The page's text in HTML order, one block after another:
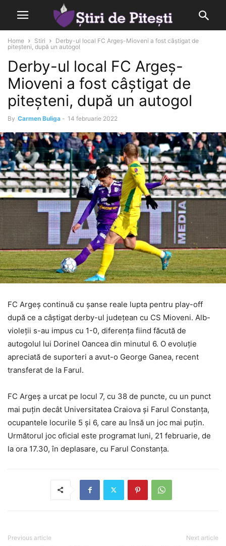
Home Stiri
Derby-ul local FC Argeș-Mioveni a fost câștigat de
piteșteni, după un autogol
Derby-ul local FC Argeș-
Mioveni a fost câștigat de
piteșteni, după un autogol
By Carmen Buliga - 14 februarie 2022
FC Argeș continuă cu șanse reale lupta pentru play-off
după ce a câștigat derby-ul județean cu CS Mioveni. Alb-
violeții s-au impus cu 1-0, diferența fiind făcută de
autogolul lui Dorinel Oancea din minutul 6. O evoluție
apreciată de suporteri a avut-o George Ganea, recent
transferat de la Farul.
FC Argeș a urcat pe locul 7, cu 38 de puncte, cu un punct
mai puțin decât Universitatea Craiova şi Farul Constanţa,
ocupantele locurile 5 și 6, care au însă un joc mai puţin.
Următorul joc oficial este programat luni, 21 februarie, de
la ora 17.30, în deplasare, cu Farul Constanța.
Previous article Next article